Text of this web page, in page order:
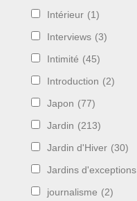
Intérieur (1)
Interviews (3)
Intimité (45)
Introduction (2)
Japon (77)
Jardin (213)
Jardin d'Hiver (30)
Jardins d'exceptions
journalisme (2)